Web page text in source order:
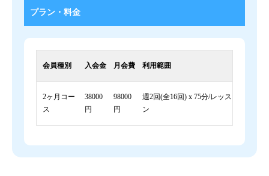
プラン・料金
会員種別 入会金 月会費 利用範囲
2ヶ月コー
ス
38000
円
98000
円
週2回(全16回) x 75分/レッス
ン